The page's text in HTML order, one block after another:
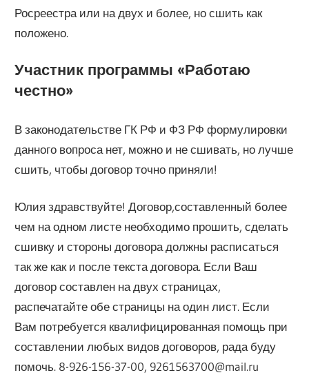
Росреестра или на двух и более, но сшить как
положено.
Участник программы «‎Работаю
честно»
В законодательстве ГК РФ и ФЗ РФ формулировки
данного вопроса нет, можно и не сшивать, но лучше
сшить, чтобы договор точно приняли!
Юлия здравствуйте! Договор,составленный более
чем на одном листе необходимо прошить, сделать
сшивку и стороны договора должны расписаться
так же как и после текста договора. Если Ваш
договор составлен на двух страницах,
распечатайте обе страницы на один лист. Если
Вам потребуется квалифицированная помощь при
составлении любых видов договоров, рада буду
помочь. 8-926-156-37-00, 9261563700@mail.ru